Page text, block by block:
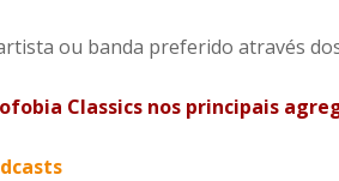
ou banda preferido através
Classics nos principais